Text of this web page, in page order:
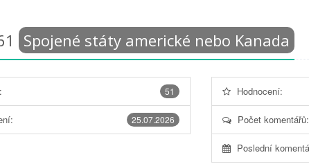
Spojené státy americké nebo Kanada
51
25.07.2026
Hodnocení:
Počet komentářů:
Poslední